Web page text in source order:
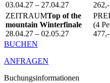
03.04.27 – 27.04.27
262,-
Top of the
mountain Winterfinale
28.04.27 – 02.05.27
477,-
BUCHEN
ANFRAGEN
Buchungsinformationen